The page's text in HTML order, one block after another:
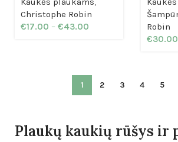
Christophe Robin
€17.00 – €43.00
Robin
€30.00
1 2 3 4 5
Plaukų kaukių rūšys ir